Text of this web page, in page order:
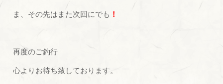
ま、その先はまた次回にでも ！
再度のご釣行
心よりお待ち致しております。